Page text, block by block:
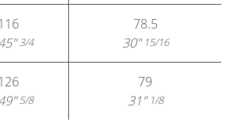
3/4
78.5
30"15/16
5/8
79
31"1/8